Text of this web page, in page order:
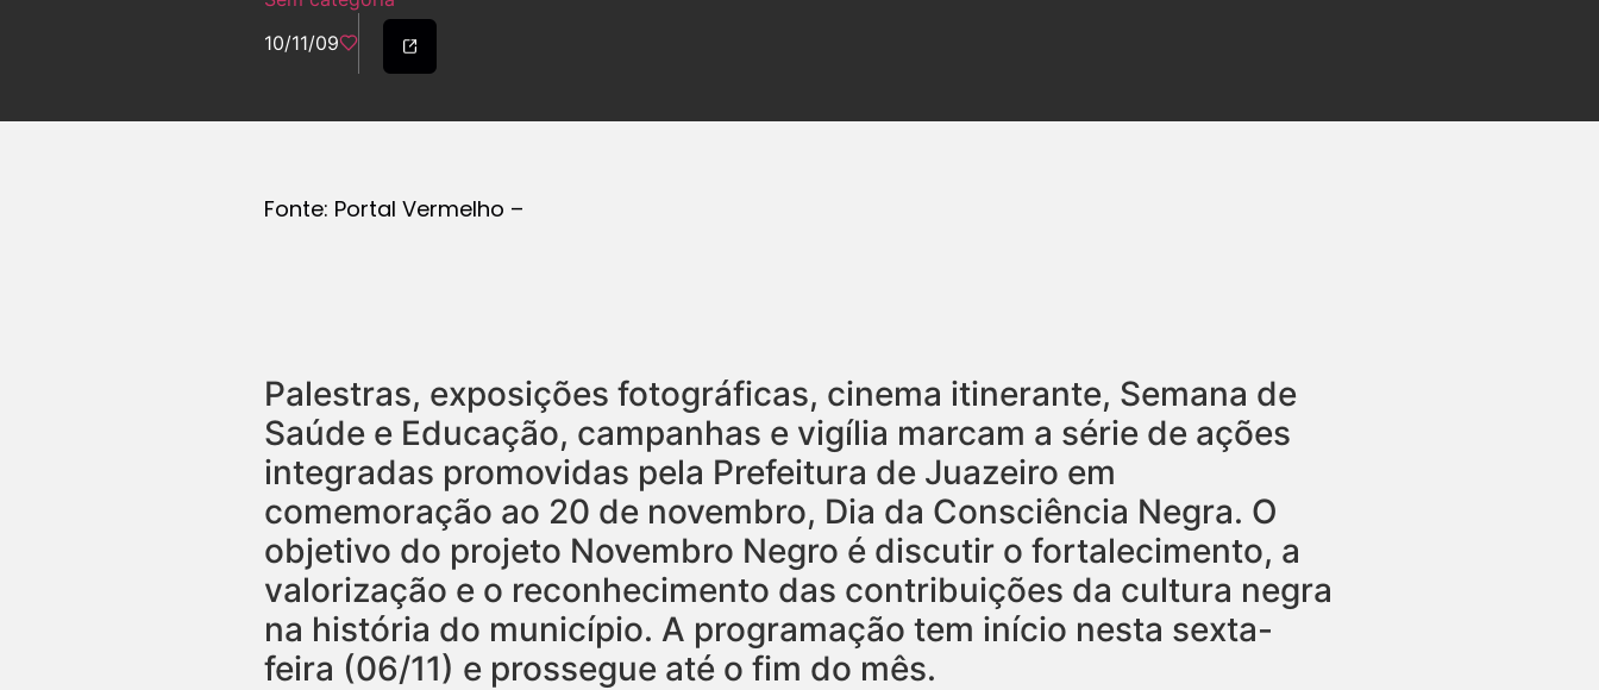
10/11/09
Fonte: Portal Vermelho –
Palestras, exposições fotográficas, cinema itinerante, Semana de
Saúde e Educação, campanhas e vigília marcam a série de ações
integradas promovidas pela Prefeitura de Juazeiro em
comemoração ao 20 de novembro, Dia da Consciência Negra. O
objetivo do projeto Novembro Negro é discutir o fortalecimento, a
valorização e o reconhecimento das contribuições da cultura negra
na história do município. A programação tem início nesta sexta-
feira (06/11) e prossegue até o fim do mês.